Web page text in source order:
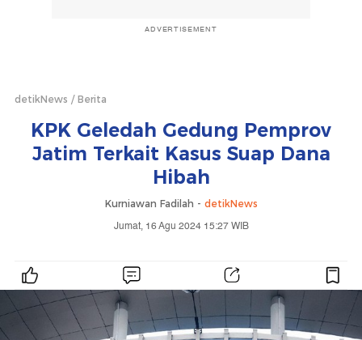
ADVERTISEMENT
detikNews Berita
KPK Geledah Gedung Pemprov
Jatim Terkait Kasus Suap Dana
Hibah
Kurniawan Fadilah - detikNews
Jumat, 16 Agu 2024 15:27 WIB